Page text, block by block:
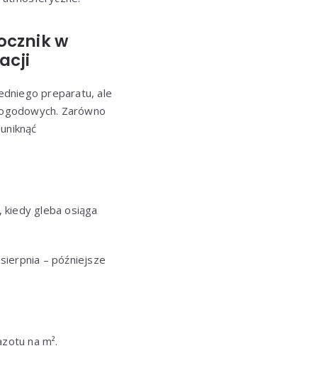
w
preparatu, ale
Zarówno
gleba osiąga
– późniejsze
na m².